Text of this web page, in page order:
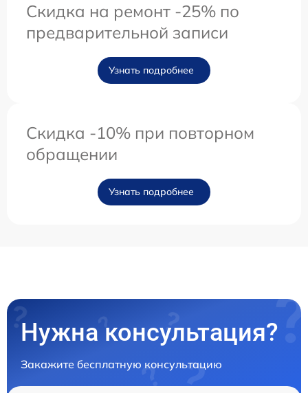
Скидка на ремонт -25% по
предварительной записи
Узнать подробнее
Скидка -10% при повторном
обращении
Узнать подробнее
Нужна консультация?
Закажите бесплатную консультацию